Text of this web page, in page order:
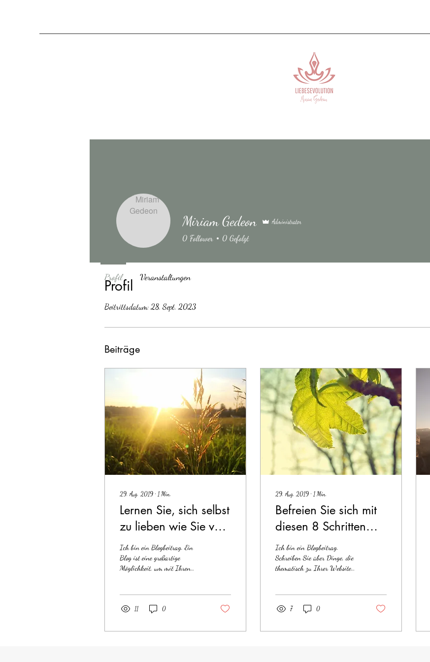
Profil
Beitrittsdatum: 28. Sept. 2023
Beiträge
29. Aug. 2019 ∙ 1 Min.
Lernen Sie, sich selbst
zu lieben wie Sie von
anderen geliebt
werden wollen
Ich bin ein Blogbeitrag. Ein
Blog ist eine großartige
Möglichkeit, um mit Ihren
11 0
29. Aug. 2019 ∙ 1 Min.
Befreien Sie sich mit
diesen 8 Schritten
von Ängsten
Ich bin ein Blogbeitrag.
Schreiben Sie über Dinge, die
thematisch zu Ihrer Website
7 0
Miriam Gedeon Administrator
0 Follower 0 Gefolgt
Profil Veranstaltungen